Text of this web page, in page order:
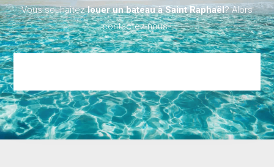
Vous souhaitezlouer un bateau à Saint Raphaël? Alors
contactez-nous !